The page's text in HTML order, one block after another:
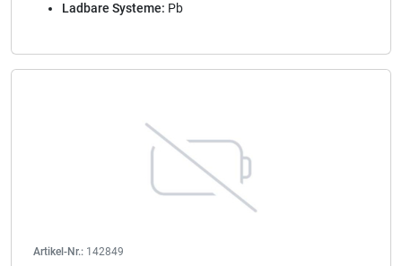
Ladbare Systeme: Pb
Artikel-Nr.: 142849